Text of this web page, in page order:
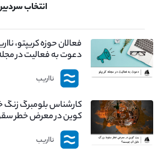
انتخاب سردبیر
فعالان حوزه کریپتو،
دعوت به فعالیت در
نااریب
کارشناس بلومبرگ زنگ
کوین در معرض خطر
چیست؟
نااریب